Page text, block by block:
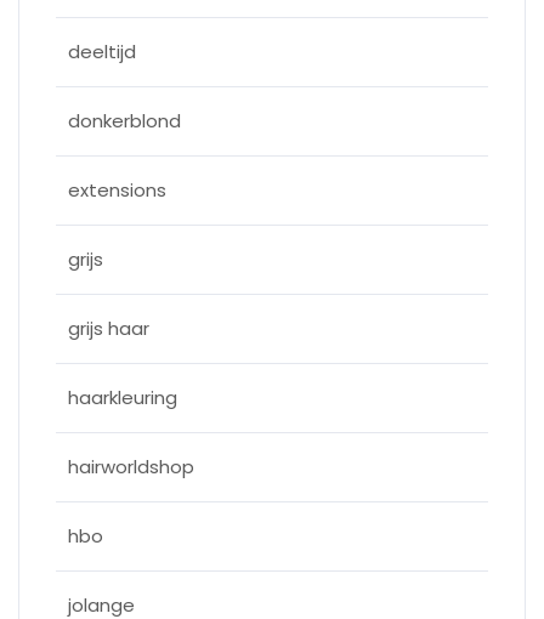
deeltijd
donkerblond
extensions
grijs
grijs haar
haarkleuring
hairworldshop
hbo
jolange